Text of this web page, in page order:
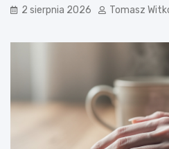
2 sierpnia 2026 Tomasz